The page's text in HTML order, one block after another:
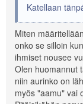
Katellaan
Miten
onko se silloin
ihmiset nousee
Olen huomannut
niin aurinko on
myös "aamu" vai